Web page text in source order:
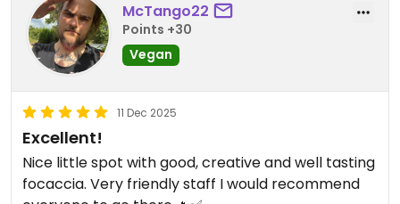
McTango22
Points +30
Vegan
11 Dec 2025
Excellent!
Nice little spot with good, creative and well tasting
focaccia. Very friendly staff I would recommend